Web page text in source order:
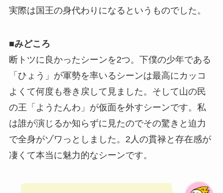
実際は国王の身代わりになるというものでした。
■みどころ
断トツに良かったシーンを2つ。下僕の少年である
「ひょう」が軍勢を率いるシーンは最高にカッコ
よくて何度も巻き戻して見ました。そして山の民
の王「ようたんわ」が仮面を外すシーンです。私
は誰が演じるか知らずに見たのでその驚きと迫力
で全身がゾワっとしました。2人の貫禄と存在感が
凄くて本当に魅力的なシーンです。